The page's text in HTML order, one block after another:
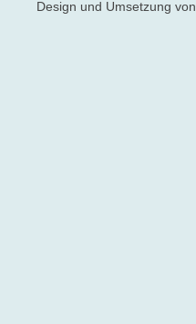
Design und Umsetzung von